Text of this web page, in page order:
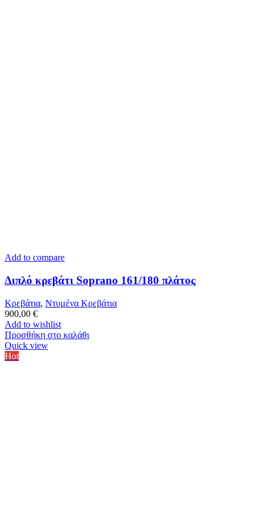
Add to compare
Διπλό κρεβάτι Soprano 161/180 πλάτος
Κρεβάτια, Ντυμένα Κρεβάτια
900,00 €
Add to wishlist
Προσθήκη στο καλάθι
Quick view
Hot